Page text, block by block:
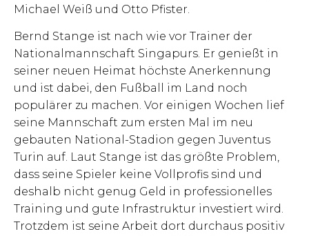
Michael Weiß und Otto Pfister.
Bernd Stange ist nach wie vor Trainer der
Nationalmannschaft Singapurs. Er genießt in
seiner neuen Heimat höchste Anerkennung
und ist dabei, den Fußball im Land noch
populärer zu machen. Vor einigen Wochen lief
seine Mannschaft zum ersten Mal im neu
gebauten National-Stadion gegen Juventus
Turin auf. Laut Stange ist das größte Problem,
dass seine Spieler keine Vollprofis sind und
deshalb nicht genug Geld in professionelles
Training und gute Infrastruktur investiert wird.
Trotzdem ist seine Arbeit dort durchaus positiv